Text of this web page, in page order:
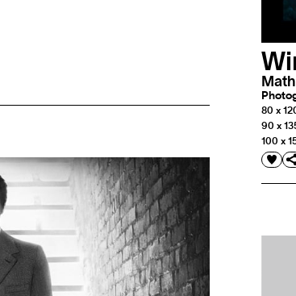
80 x
90 x
100 x